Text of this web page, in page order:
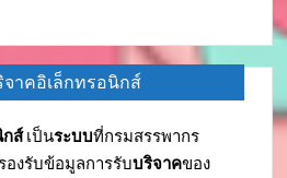
จาคอิเล็กทรอนิกส์
กส์เป็นระบบที่กรมสรรพากร
งรับข้อมูลการรับบริจาคของ